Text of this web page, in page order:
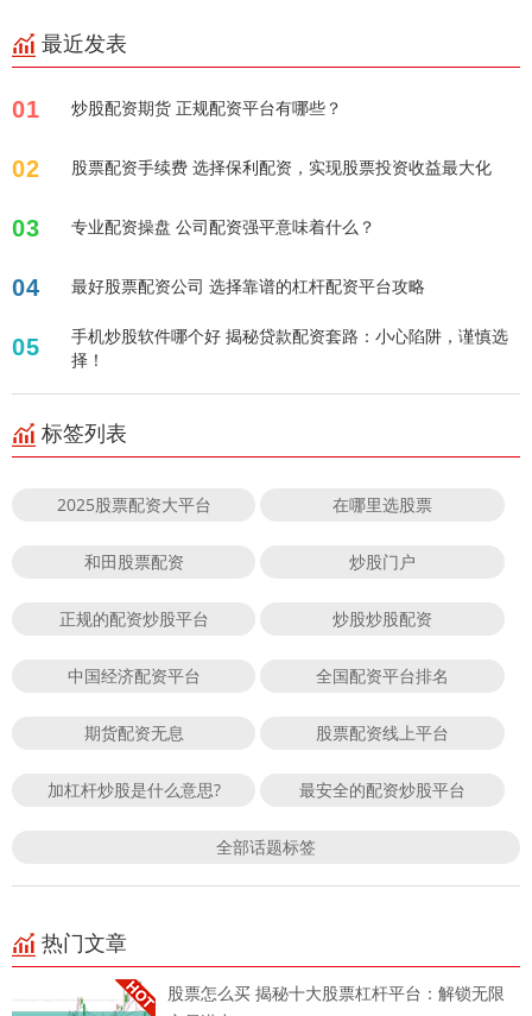
最近发表
01 炒股配资期货 正规配资平台有哪些？
02 股票配资手续费 选择保利配资，实现股票投资收益最大化
03 专业配资操盘 公司配资强平意味着什么？
04 最好股票配资公司 选择靠谱的杠杆配资平台攻略
05
手机炒股软件哪个好 揭秘贷款配资套路：小心陷阱，谨慎选
择！
标签列表
2025股票配资大平台 在哪里选股票
和田股票配资 炒股门户
正规的配资炒股平台 炒股炒股配资
中国经济配资平台 全国配资平台排名
期货配资无息 股票配资线上平台
加杠杆炒股是什么意思? 最安全的配资炒股平台
全部话题标签
热门文章
股票怎么买 揭秘十大股票杠杆平台：解锁无限